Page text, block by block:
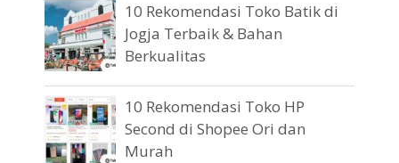
10 Rekomendasi Toko Batik di
Jogja Terbaik & Bahan
Berkualitas
10 Rekomendasi Toko HP
Second di Shopee Ori dan
Murah